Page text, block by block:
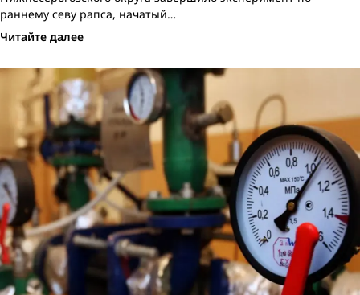
раннему севу рапса, начатый…
Читайте далее